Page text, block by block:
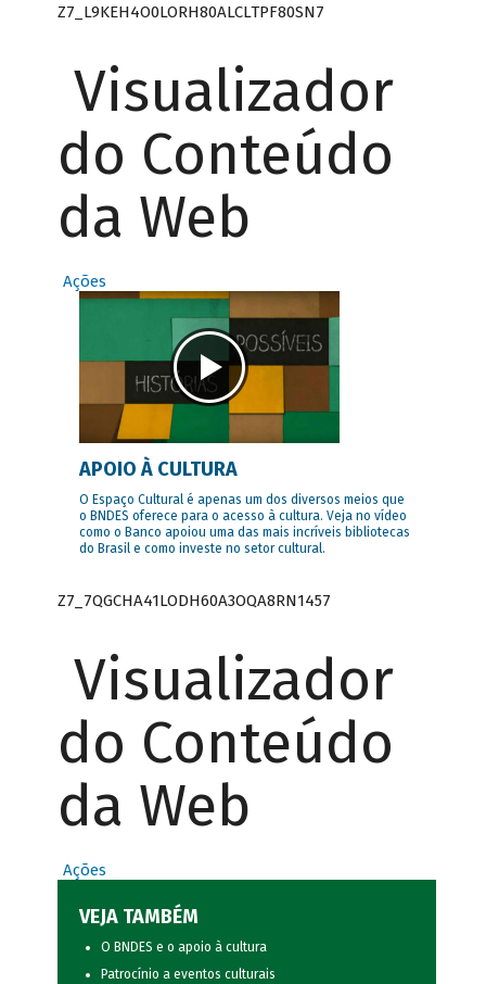
Z7_L9KEH4O0LORH80ALCLTPF80SN7
Visualizador
do Conteúdo
da Web
Ações
APOIO À CULTURA
O Espaço Cultural é apenas um dos diversos meios que
o BNDES oferece para o acesso à cultura. Veja no vídeo
como o Banco apoiou uma das mais incríveis bibliotecas
do Brasil e como investe no setor cultural.
Z7_7QGCHA41LODH60A3OQA8RN1457
Visualizador
do Conteúdo
da Web
Ações
VEJA TAMBÉM
O BNDES e o apoio à cultura
Patrocínio a eventos culturais